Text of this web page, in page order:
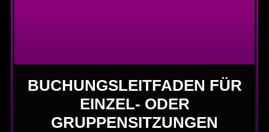
BUCHUNGSLEITFADEN FÜR
EINZEL- ODER
GRUPPENSITZUNGEN